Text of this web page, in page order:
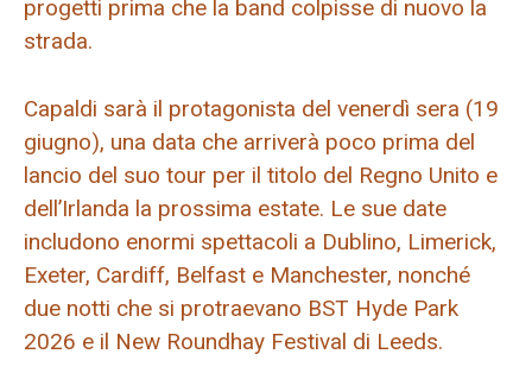
progetti prima che la band colpisse di nuovo la
strada.
Capaldi sarà il protagonista del venerdì sera (19
giugno), una data che arriverà poco prima del
lancio del suo tour per il titolo del Regno Unito e
dell’Irlanda la prossima estate. Le sue date
includono enormi spettacoli a Dublino, Limerick,
Exeter, Cardiff, Belfast e Manchester, nonché
due notti che si protraevano BST Hyde Park
2026 e il New Roundhay Festival di Leeds.